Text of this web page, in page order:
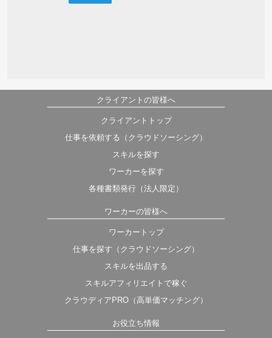
クライアントの皆様へ
クライアントトップ
仕事を依頼する（クラウドソーシング）
スキルを探す
ワーカーを探す
各種書類発行（法人限定）
ワーカーの皆様へ
ワーカートップ
仕事を探す（クラウドソーシング）
スキルを出品する
スキルアフィリエイトで稼ぐ
クラウディアPRO（高単価マッチング）
お役立ち情報